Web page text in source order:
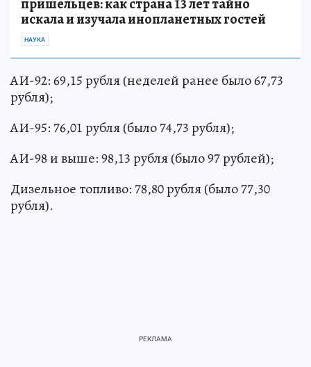
искала и изучала инопланетных гостей
НАУКА
АИ-92: 69,15 рубля (неделей ранее было 67,73
рубля);
АИ-95: 76,01 рубля (было 74,73 рубля);
АИ-98 и выше: 98,13 рубля (было 97 рублей);
Дизельное топливо: 78,80 рубля (было 77,30
рубля).